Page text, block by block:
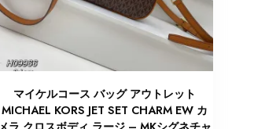
マイケルコース バッグ アウトレット
MICHAEL KORS JET SET CHARM EW カ